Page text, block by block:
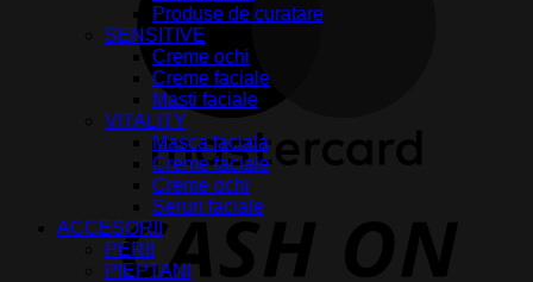
Produse de curatare
SENSITIVE
Creme ochi
Creme faciale
Masti faciale
VITALITY
Masca faciala
Creme faciale
Creme ochi
Seruri faciale
ACCESORII
PERII
PIEPTANI